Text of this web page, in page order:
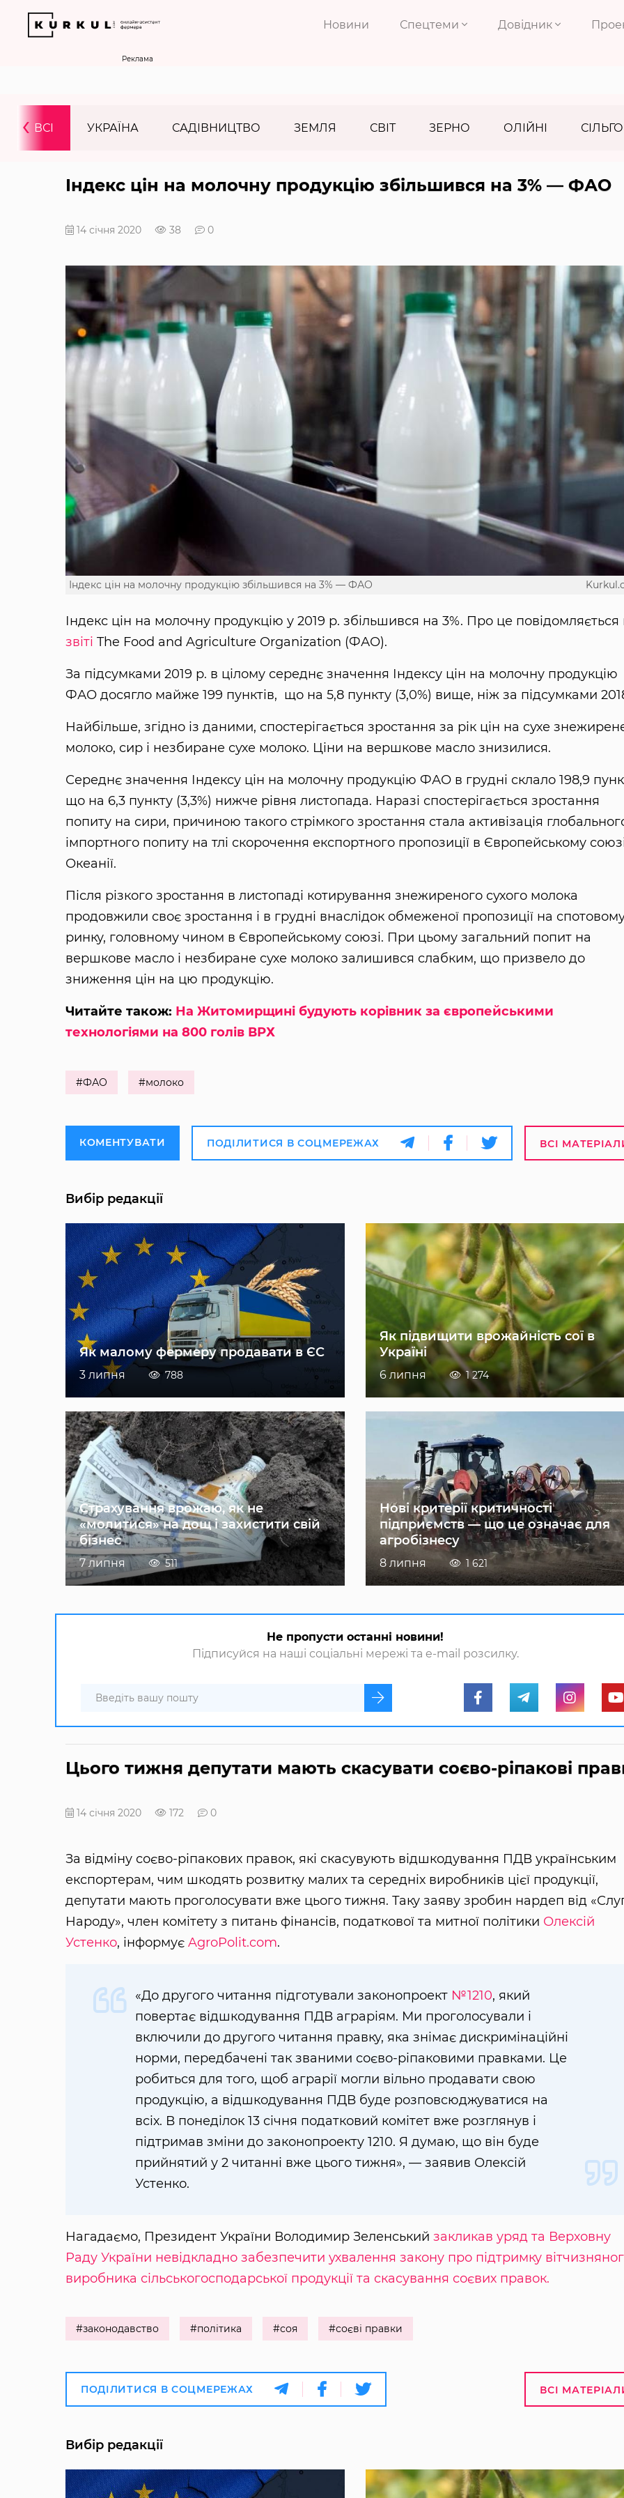
Новини Спецтеми Довідник
Реклама
ВСІ УКРАЇНА САДІВНИЦТВО ЗЕМЛЯ СВІТ ЗЕРНО ОЛІЙНІ
‹
Індекс цін на молочну продукцію збільшився на 3% — ФАО
14 січня 2020 38 0
Індекс цін на молочну продукцію збільшився на 3% — ФАО
Індекс цін на молочну продукцію у 2019 р. збільшився на 3%. Про це повідомляється
звіті The Food and Agriculture Organization (ФАО).
За підсумками 2019 р. в цілому середнє значення Індексу цін на молочну продукцію
ФАО досягло майже 199 пунктів, що на 5,8 пункту (3,0%) вище, ніж за підсумками
Найбільше, згідно із даними, спостерігається зростання за рік цін на сухе
молоко, сир і незбиране сухе молоко. Ціни на вершкове масло знизилися.
Середнє значення Індексу цін на молочну продукцію ФАО в грудні склало 198,9
що на 6,3 пункту (3,3%) нижче рівня листопада. Наразі спостерігається зростання
попиту на сири, причиною такого стрімкого зростання стала активізація
імпортного попиту на тлі скорочення експортного пропозиції в Європейському
Океанії.
Після різкого зростання в листопаді котирування знежиреного сухого молока
продовжили своє зростання і в грудні внаслідок обмеженої пропозиції на
ринку, головному чином в Європейському союзі. При цьому загальний попит на
вершкове масло і незбиране сухе молоко залишився слабким, що призвело до
зниження цін на цю продукцію.
Читайте також: На Житомирщині будують корівник за європейськими
технологіями на 800 голів ВРХ
#ФАО #молоко
КОМЕНТУВАТИ ПОДІЛИТИСЯ В СОЦМЕРЕЖАХ ВСІ
Вибір редакції
Як малому фермеру продавати в ЄС
3 липня 788
Як підвищити врожайність сої в
Україні
6 липня 1 274
Страхування врожаю, як не
«молитися» на дощ і захистити свій
бізнес
7 липня 511
Нові критерії критичності
підприємств — що це означає для
агробізнесу
8 липня 1 621
Не пропусти останні новини!
Підписуйся на наші соціальні мережі та e-mail розсилку.
Цього тижня депутати мають скасувати соєво-ріпакові
14 січня 2020 172 0
За відміну соєво-ріпакових правок, які скасувують відшкодування ПДВ українським
експортерам, чим шкодять розвитку малих та середніх виробників цієї продукції,
депутати мають проголосувати вже цього тижня. Таку заяву зробин нардеп від
Народу», член комітету з питань фінансів, податкової та митної політики Олексій
Устенко, інформує AgroPolit.com.
«До другого читання підготували законопроект №1210, який
повертає відшкодування ПДВ аграріям. Ми проголосували і
включили до другого читання правку, яка знімає дискримінаційні
норми, передбачені так званими соєво-ріпаковими правками. Це
робиться для того, щоб аграрії могли вільно продавати свою
продукцію, а відшкодування ПДВ буде розповсюджуватися на
всіх. В понеділок 13 січня податковий комітет вже розглянув і
підтримав зміни до законопроекту 1210. Я думаю, що він буде
прийнятий у 2 читанні вже цього тижня», — заявив Олексій
Устенко.
Нагадаємо, Президент України Володимир Зеленський закликав уряд та Верховну
Раду України невідкладно забезпечити ухвалення закону про підтримку
виробника сільськогосподарської продукції та скасування соєвих правок.
#законодавство #політика #соя #соєві правки
ПОДІЛИТИСЯ В СОЦМЕРЕЖАХ ВСІ
Вибір редакції